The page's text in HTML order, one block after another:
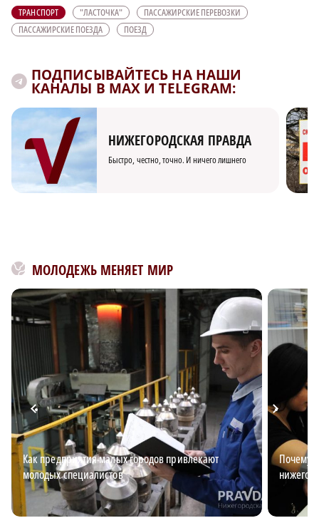
ТРАНСПОРТ "ЛАСТОЧКА"
ПАССАЖИРСКИЕ ПЕРЕВОЗКИ
ПАССАЖИРСКИЕ ПОЕЗДА
ПОЕЗД
ПОДПИСЫВАЙТЕСЬ НА НАШИ
КАНАЛЫ В MAX И TELEGRAM:
НИЖЕГОРОДСКАЯ ПРАВДА
Быстро, честно, точно. И ничего лишнего
МОЛОДЕЖЬ МЕНЯЕТ МИР
Как предприятия малых городов привлекают
молодых специалистов
Почему